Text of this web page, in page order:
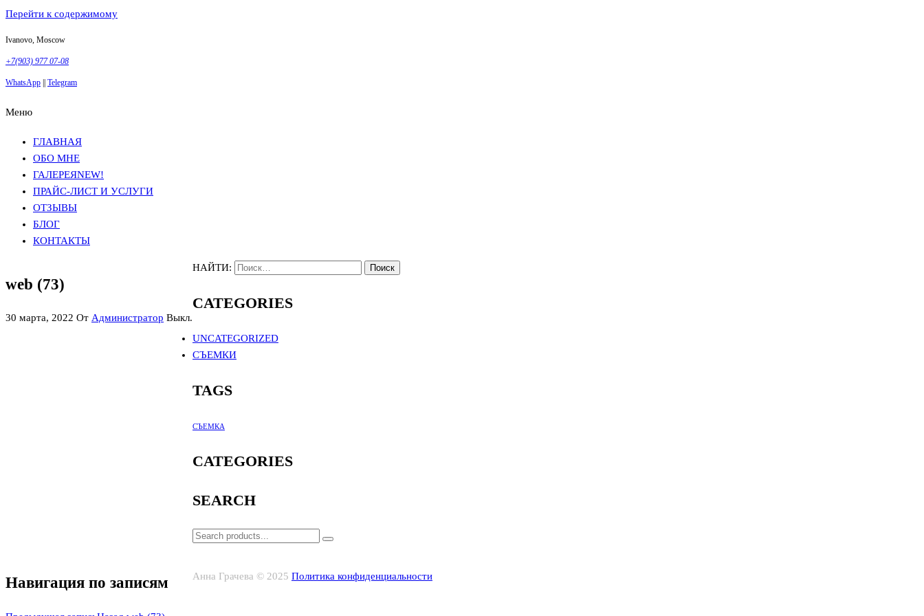
Перейти к содержимому
Ivanovo, Moscow
+7(903) 977 07-08
WhatsApp Telegram
Меню
ГЛАВНАЯ
ОБО МНЕ
ГАЛЕРЕЯNEW!
ПРАЙС-ЛИСТ И УСЛУГИ
ОТЗЫВЫ
БЛОГ
КОНТАКТЫ
web (73)
30 марта, 2022 От Администратор Выкл.
Навигация по записям
НАЙТИ:
CATEGORIES
UNCATEGORIZED
СЪЕМКИ
TAGS
СЪЕМКА
CATEGORIES
SEARCH
Анна Грачева © 2025 Политика конфиденциальности